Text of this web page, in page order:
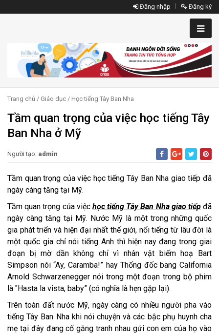
Đăng nhập Đăng ký
Trang chủ / Giáo dục / Học tiếng Tây Ban Nha
Tầm quan trọng của việc học tiếng Tây
Ban Nha ở Mỹ
Người tạo: admin
Tầm quan trọng của việc học tiếng Tây Ban Nha giao tiếp đã
ngày càng tăng tại Mỹ.
Tầm quan trọng của việc học tiếng Tây Ban Nha giao tiếpđã
ngày càng tăng tại Mỹ. Nước Mỹ là một trong những quốc
gia phát triển và hiện đại nhất thế giới, nổi tiếng từ lâu đời là
một quốc gia chỉ nói tiếng Anh thì hiện nay đang trong giai
đoạn bị mờ dần không chỉ vì nhân vật biếm hoạ Bart
Simpson nói “Ay, Caramba!” hay Thống đốc bang California
Arnold Schwarzenegger nói trong một đoạn trong bộ phim
là "Hasta la vista, baby” (có nghĩa là hẹn gặp lại).
Trên toàn đất nước Mỹ, ngày càng có nhiều người pha vào
tiếng Tây Ban Nha khi nói chuyện và các bậc phụ huynh cha
mẹ tại đây đang cố gắng tranh nhau gửi con em của họ vào